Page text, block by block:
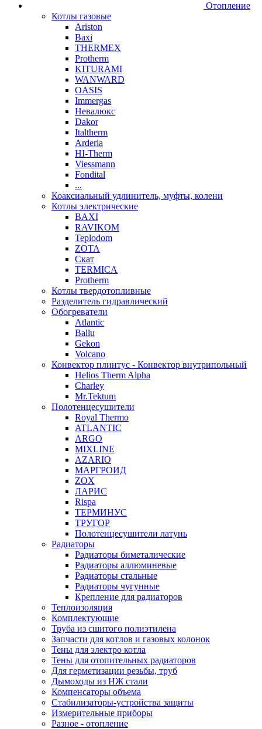
Отопление
Котлы газовые
Ariston
Baxi
THERMEX
Protherm
KITURAMI
WANWARD
OASIS
Immergas
Невалюкс
Dakor
Italtherm
Arderia
HI-Therm
Viessmann
Fondital
...
Коаксиальный удлинитель, муфты, колени
Котлы электрические
BAXI
RAVIKOM
Teplodom
ZOTA
Скат
TERMICA
Protherm
Котлы твердотопливные
Разделитель гидравлический
Обогреватели
Atlantic
Ballu
Gekon
Volcano
Конвектор плинтус - Конвектор внутрипольный
Helios Therm Alpha
Charley
Mr.Tektum
Полотенцесушители
Royal Thermo
ATLANTIC
ARGO
MIXLINE
AZARIO
МАРГРОИД
ZOX
ЛАРИС
Rispa
ТЕРМИНУС
ТРУГОР
Полотенцесушители латунь
Радиаторы
Радиаторы биметалические
Радиаторы аллюминевые
Радиаторы стальные
Радиаторы чугунные
Крепление для радиаторов
Теплоизоляция
Комплектующие
Труба из сшитого полиэтилена
Запчасти для котлов и газовых колонок
Тены для электро котла
Тены для отопительных радиаторов
Для герметизации резьбы, труб
Дымоходы из НЖ стали
Компенсаторы объема
Стабилизаторы-устройства защиты
Измерительные приборы
Разное - отопление